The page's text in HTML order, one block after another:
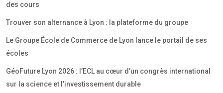
des cours
Trouver son alternance à Lyon : la plateforme du groupe
Le Groupe École de Commerce de Lyon lance le portail de ses
écoles
GéoFuture Lyon 2026 : l’ECL au cœur d’un congrès international
sur la science et l’investissement durable